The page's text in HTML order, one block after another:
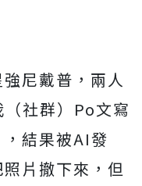
尼戴普， 兩人
社群） Po文寫
結果被AI發
照片撤下來，但